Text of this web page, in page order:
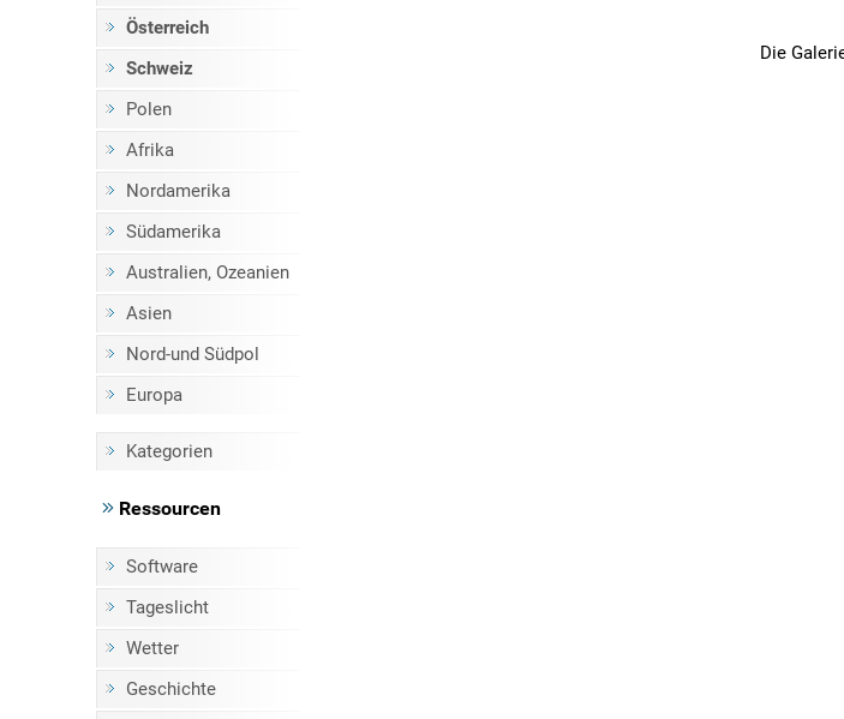
Österreich
Schweiz
Polen
Afrika
Nordamerika
Südamerika
Australien, Ozeanien
Asien
Nord-und Südpol
Europa
Kategorien
Ressourcen
Software
Tageslicht
Wetter
Geschichte
Die